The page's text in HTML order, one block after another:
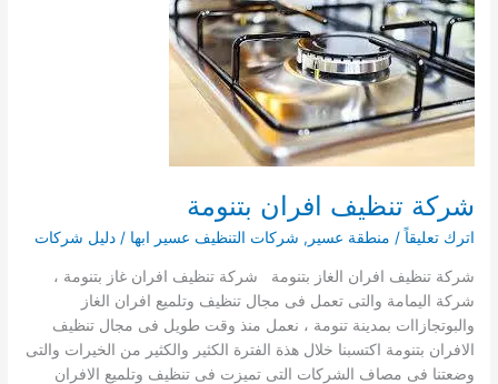
0534989614
شركة تنظيف افران بتنومة
اترك تعليقاً / منطقة عسير , شركات التنظيف عسير ابها /دليل شركات
شركة تنظيف افران الغاز بتنومة شركة تنظيف افران غاز بتنومة ،
شركة اليمامة والتى تعمل فى مجال تنظيف وتلميع افران الغاز
والبوتجازاات بمدينة تنومة ، نعمل منذ وقت طويل فى مجال تنظيف
الافران بتنومة اكتسبنا خلال هذة الفترة الكثير والكثير من الخيرات والتى
وضعتنا فى مصاف الشركات التى تميزت فى تنظيف وتلميع الافران